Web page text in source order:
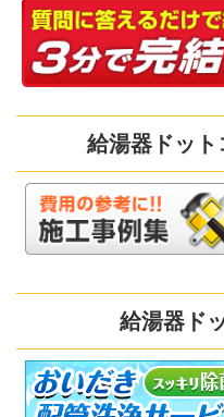
給湯器ドット
給湯器ド